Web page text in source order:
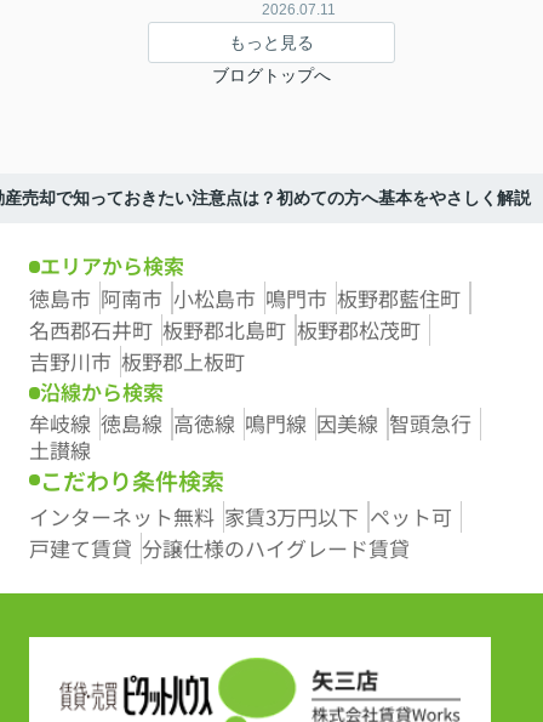
2026.07.11
もっと見る
ブログトップへ
産売却で知っておきたい注意点は？初めての方へ基本をやさしく解説
エリアから検索
徳島市 阿南市 小松島市 鳴門市 板野郡藍住町
名西郡石井町 板野郡北島町 板野郡松茂町
吉野川市 板野郡上板町
沿線から検索
牟岐線 徳島線 高徳線 鳴門線 因美線 智頭急行
土讃線
こだわり条件検索
インターネット無料 家賃3万円以下 ペット可
戸建て賃貸 分譲仕様のハイグレード賃貸